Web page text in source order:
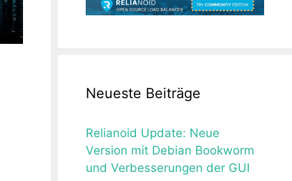
Neueste Beiträge
Relianoid Update: Neue
Version mit Debian Bookworm
und Verbesserungen der GUI